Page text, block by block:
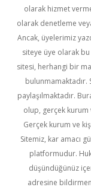
olarak hizmet
olarak denetleme
Ancak, üyelerimiz
siteye üye olarak
sitesi, herhangi bir
bulunmamaktadır.
paylaşılmaktadır.
olup, gerçek kurum
Gerçek kurum ve
Sitemiz, kar amacı
platformudur.
düşündüğünüz
adresine